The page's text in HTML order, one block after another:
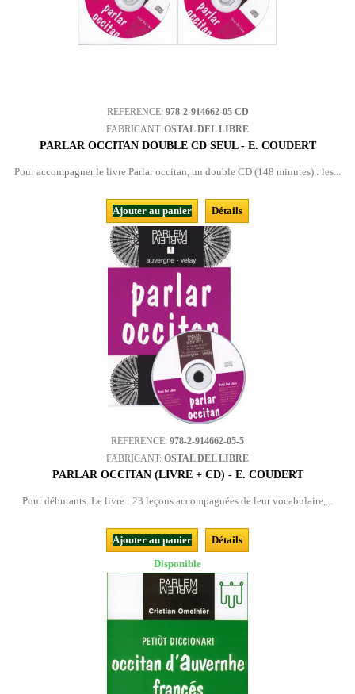
REFERENCE: 978-2-914662-05 CD
FABRICANT: OSTAL DEL LIBRE
PARLAR OCCITAN DOUBLE CD SEUL - E. COUDERT
Pour accompagner le livre Parlar occitan, un double CD (148 minutes) : les...
Ajouter au panier Détails
REFERENCE: 978-2-914662-05-5
FABRICANT: OSTAL DEL LIBRE
PARLAR OCCITAN (LIVRE + CD) - E. COUDERT
Pour débutants. Le livre : 23 leçons accompagnées de leur vocabulaire,...
Ajouter au panier
Détails
Disponible